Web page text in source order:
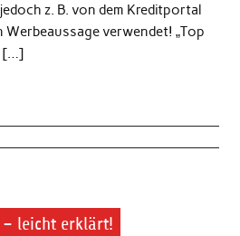
z. B. von dem Kreditportal
Werbeaussage verwendet! „Top
[…]
leicht erklärt!